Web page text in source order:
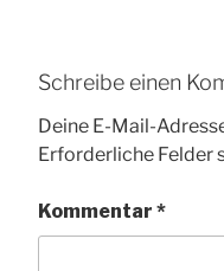
Schreibe einen
Deine E-Mail-
Erforderliche Felder
Kommentar *